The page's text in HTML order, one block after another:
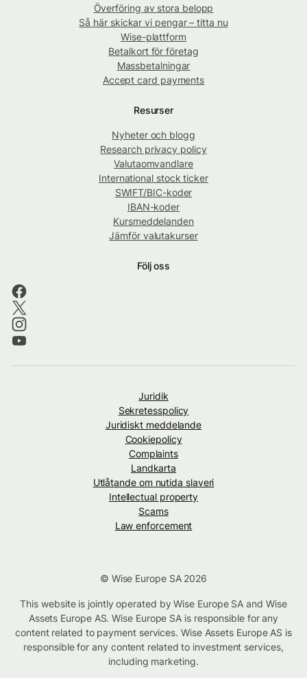
Överföring av stora belopp
Så här skickar vi pengar – titta nu
Wise-plattform
Betalkort för företag
Massbetalningar
Accept card payments
Resurser
Nyheter och blogg
Research privacy policy
Valutaomvandlare
International stock ticker
SWIFT/BIC-koder
IBAN-koder
Kursmeddelanden
Jämför valutakurser
Följ oss
Juridik
Sekretesspolicy
Juridiskt meddelande
Cookiepolicy
Complaints
Landkarta
Utlåtande om nutida slaveri
Intellectual property
Scams
Law enforcement
© Wise Europe SA 2026
This website is jointly operated by Wise Europe SA and Wise
Assets Europe AS. Wise Europe SA is responsible for any
content related to payment services. Wise Assets Europe AS is
responsible for any content related to investment services,
including marketing.